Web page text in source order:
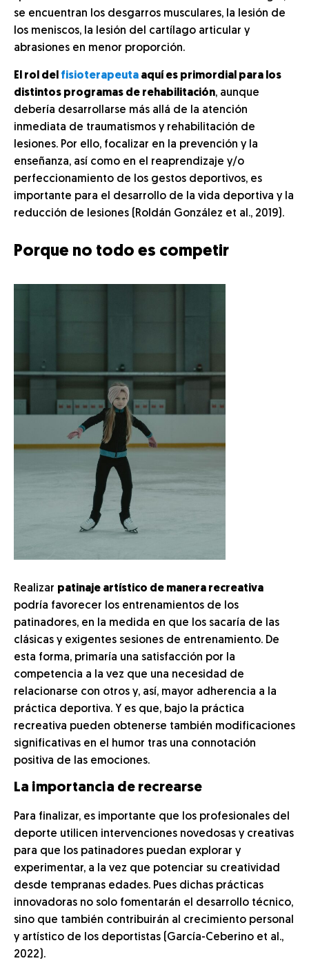
se encuentran los desgarros musculares, la lesión de
los meniscos, la lesión del cartílago articular y
abrasiones en menor proporción.
El rol del fisioterapeuta aquí es primordial para los
distintos programas de rehabilitación, aunque
debería desarrollarse más allá de la atención
inmediata de traumatismos y rehabilitación de
lesiones. Por ello, focalizar en la prevención y la
enseñanza, así como en el reaprendizaje y/o
perfeccionamiento de los gestos deportivos, es
importante para el desarrollo de la vida deportiva y la
reducción de lesiones (Roldán González et al., 2019).
Porque no todo es competir
Realizar patinaje artístico de manera recreativa
podría favorecer los entrenamientos de los
patinadores, en la medida en que los sacaría de las
clásicas y exigentes sesiones de entrenamiento. De
esta forma, primaría una satisfacción por la
competencia a la vez que una necesidad de
relacionarse con otros y, así, mayor adherencia a la
práctica deportiva. Y es que, bajo la práctica
recreativa pueden obtenerse también modificaciones
significativas en el humor tras una connotación
positiva de las emociones.
La importancia de recrearse
Para finalizar, es importante que los profesionales del
deporte utilicen intervenciones novedosas y creativas
para que los patinadores puedan explorar y
experimentar, a la vez que potenciar su creatividad
desde tempranas edades. Pues dichas prácticas
innovadoras no solo fomentarán el desarrollo técnico,
sino que también contribuirán al crecimiento personal
y artístico de los deportistas (García-Ceberino et al.,
2022).